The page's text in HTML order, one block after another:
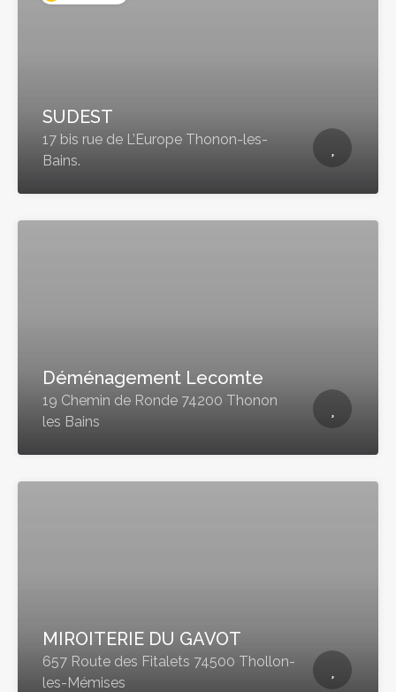
SUDEST
17 bis rue de L’Europe Thonon-les-
Bains.
Déménagement Lecomte
19 Chemin de Ronde 74200 Thonon
les Bains
MIROITERIE DU GAVOT
657 Route des Fitalets 74500 Thollon-
les-Mémises